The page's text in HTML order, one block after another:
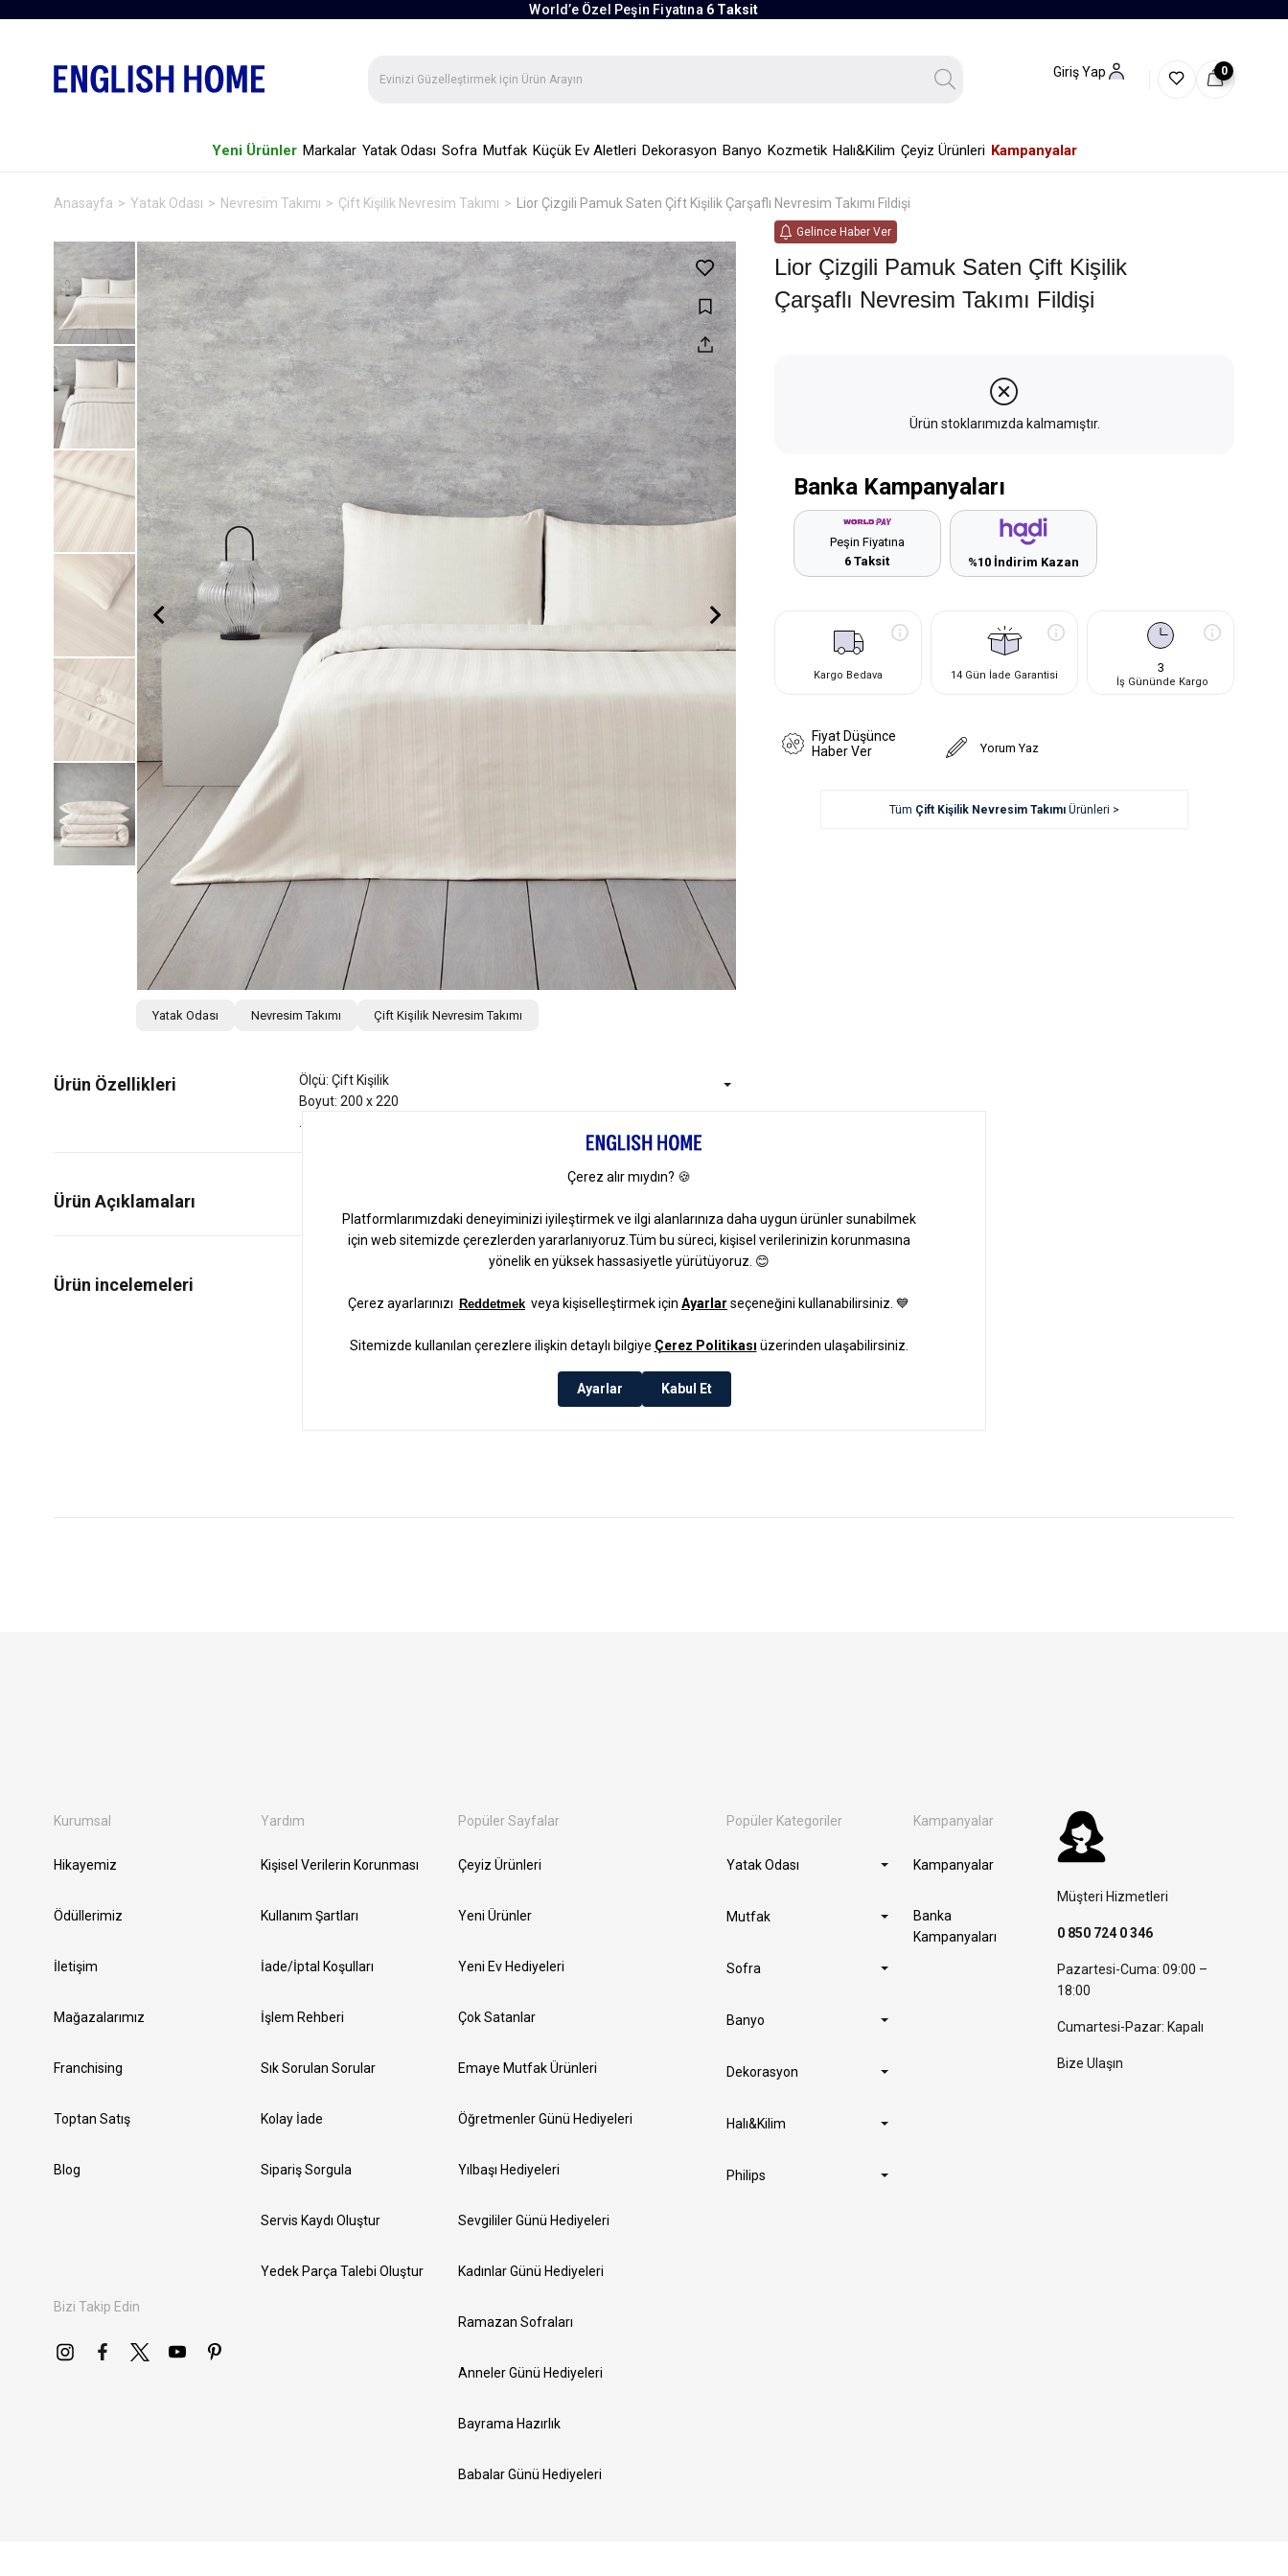
World’e Özel Peşin Fiyatına 6 Taksit
Giriş Yap 0
Yeni Ürünler Markalar Yatak Odası Sofra Mutfak Küçük Ev Aletleri Dekorasyon Banyo Kozmetik Halı&Kilim Çeyiz Ürünleri Kampanyalar
Anasayfa Yatak Odası Nevresim Takımı Çift Kişilik Nevresim Takımı Lior Çizgili Pamuk Saten Çift Kişilik Çarşaflı Nevresim Takımı Fildişi
Yatak Odası Nevresim Takımı Çift Kişilik Nevresim Takımı
Ürün Özellikleri
Ölçü: Çift Kişilik
Boyut: 200 x 220
Ürün Açıklamaları
Gelince Haber Ver
Lior Çizgili Pamuk Saten Çift Kişilik
Çarşaflı Nevresim Takımı Fildişi
Ürün stoklarımızda kalmamıştır.
Banka Kampanyaları
Peşin Fiyatına
6 Taksit
%10 İndirim Kazan
Kargo Bedava 14 Gün İade Garantisi 3
İş Gününde Kargo
Fiyat Düşünce
Haber Ver
Yorum Yaz
Tüm Çift Kişilik Nevresim Takımı Ürünleri >
Kurumsal
Hikayemiz
Ödüllerimiz
İletişim
Mağazalarımız
Franchising
Toptan Satış
Blog
Bizi Takip Edin
Yardım
Kişisel Verilerin Korunması
Kullanım Şartları
İade/İptal Koşulları
İşlem Rehberi
Sık Sorulan Sorular
Kolay İade
Sipariş Sorgula
Servis Kaydı Oluştur
Yedek Parça Talebi Oluştur
Popüler Sayfalar
Çeyiz Ürünleri
Yeni Ürünler
Yeni Ev Hediyeleri
Çok Satanlar
Emaye Mutfak Ürünleri
Öğretmenler Günü Hediyeleri
Yılbaşı Hediyeleri
Sevgililer Günü Hediyeleri
Kadınlar Günü Hediyeleri
Ramazan Sofraları
Anneler Günü Hediyeleri
Bayrama Hazırlık
Babalar Günü Hediyeleri
Popüler Kategoriler
Yatak Odası
Mutfak
Sofra
Banyo
Dekorasyon
Halı&Kilim
Philips
Kampanyalar
Kampanyalar
Banka
Kampanyaları
Müşteri Hizmetleri
0 850 724 0 346
Pazartesi-Cuma: 09:00 –
18:00
Cumartesi-Pazar: Kapalı
Bize Ulaşın